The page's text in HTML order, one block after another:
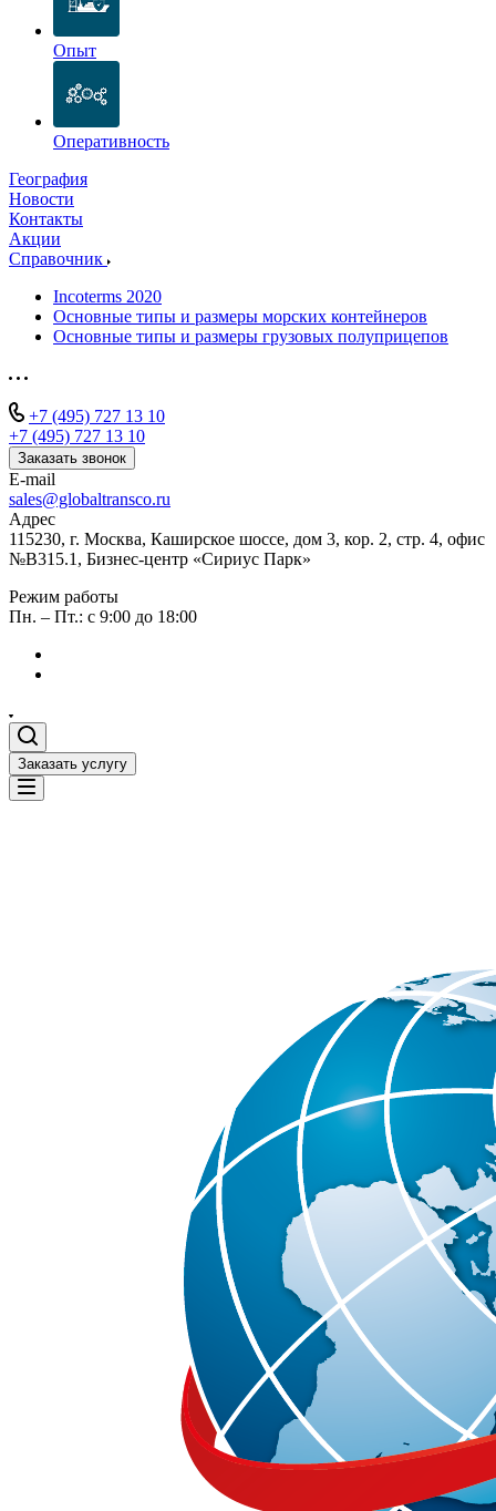
Опыт
Оперативность
География
Новости
Контакты
Акции
Справочник
Incoterms 2020
Основные типы и размеры морских контейнеров
Основные типы и размеры грузовых полуприцепов
+7 (495) 727 13 10
+7 (495) 727 13 10
Заказать звонок
E-mail
sales@globaltransco.ru
Адрес
115230, г. Москва, Каширское шоссе, дом 3, кор. 2, стр. 4, офис
№В315.1, Бизнес-центр «Сириус Парк»
Режим работы
Пн. – Пт.: с 9:00 до 18:00
Заказать услугу